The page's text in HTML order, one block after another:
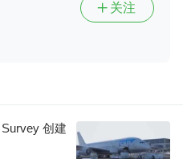
 关注
创建